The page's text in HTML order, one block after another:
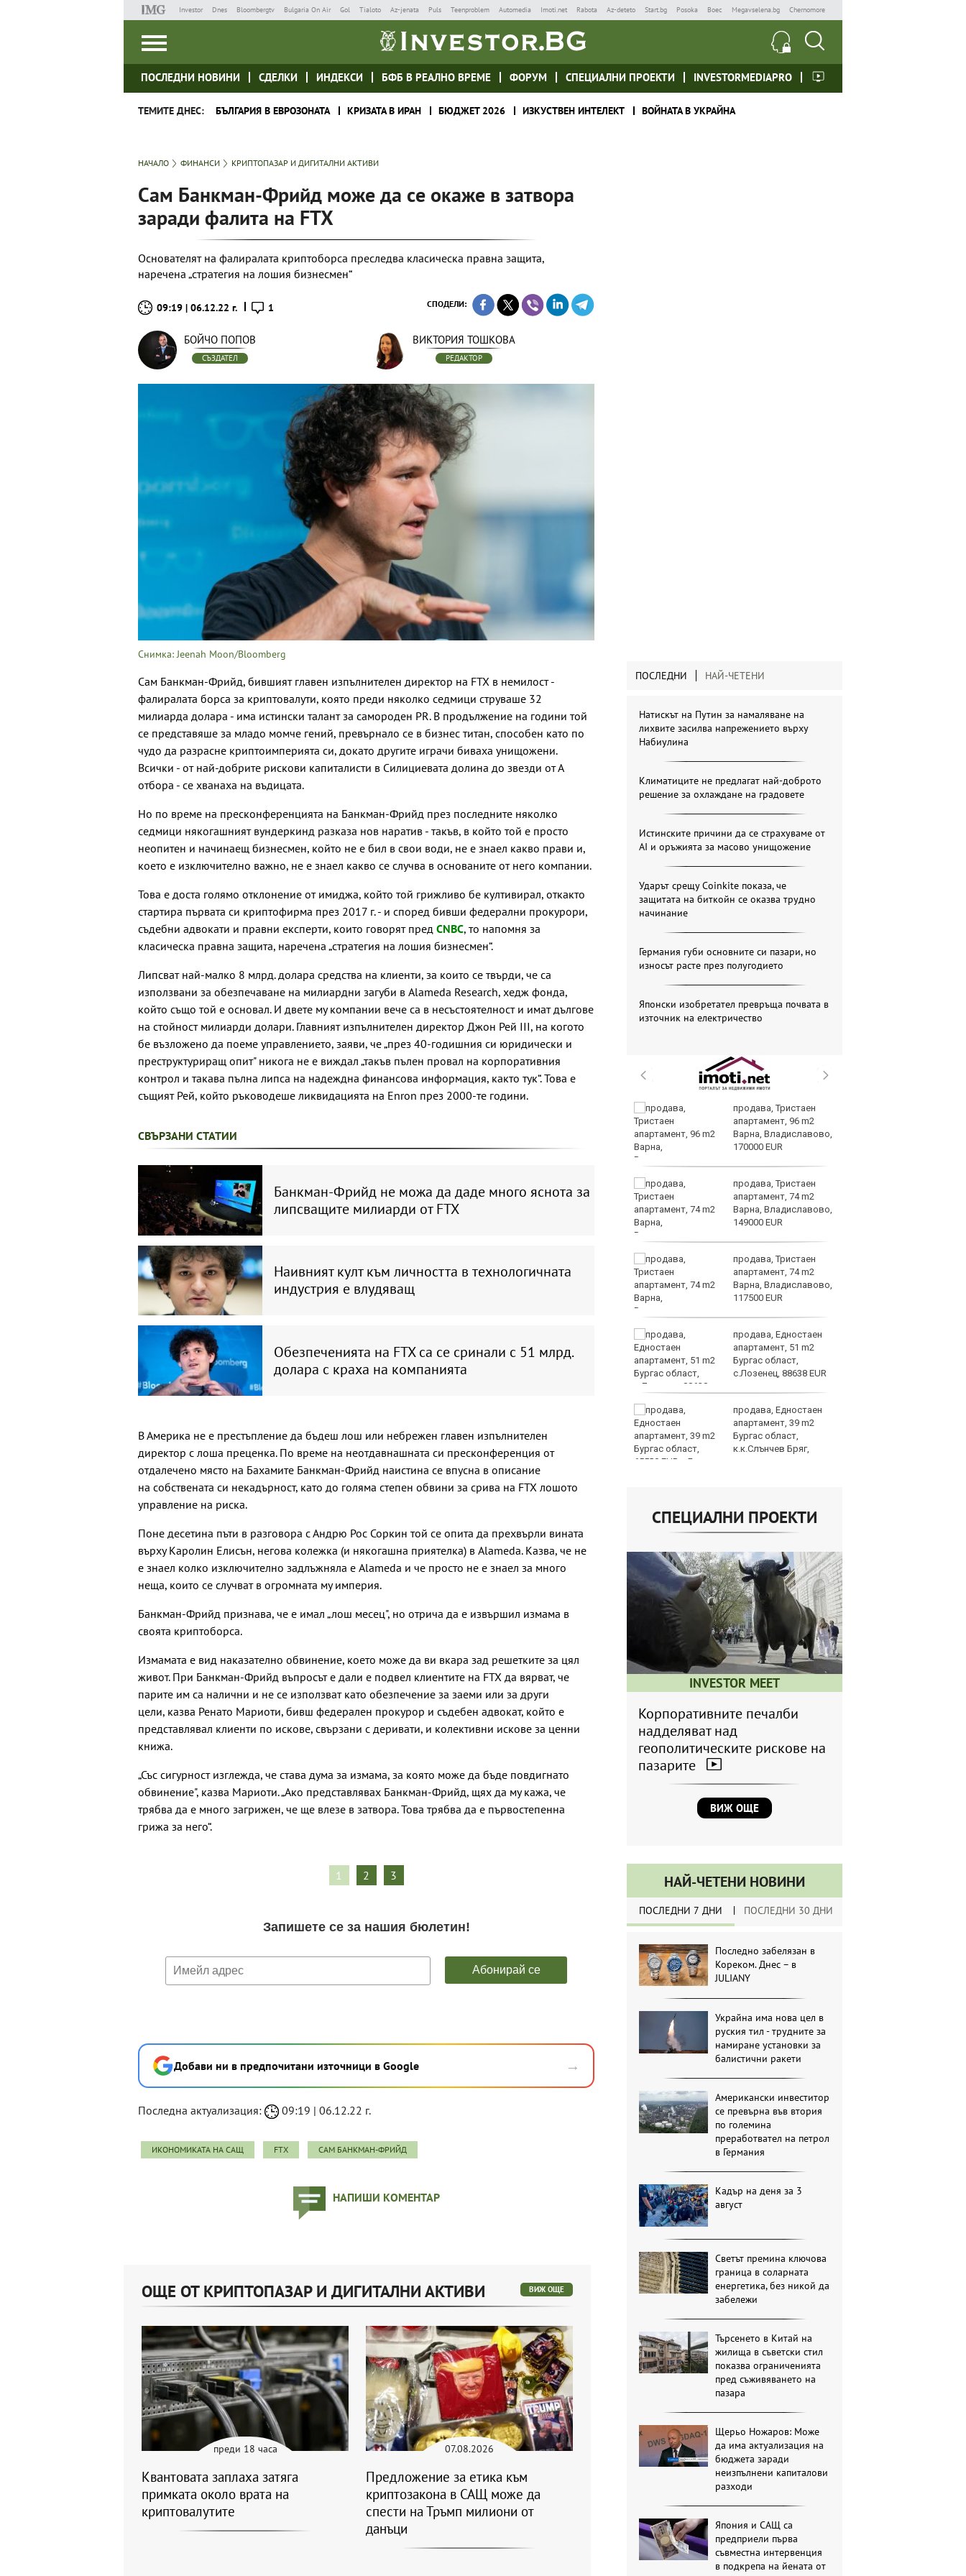
Investor Dnes Bloombergtv Bulgaria On Air Gol Tialoto Az-jenata Puls Teenproblem Automedia Imoti.net Rabota Az-deteto Start.bg Posoka Boec Megavselena.bg Chernomore
ПОСЛЕДНИ НОВИНИ СДЕЛКИ ИНДЕКСИ БФБ В РЕАЛНО ВРЕМЕ ФОРУМ СПЕЦИАЛНИ ПРОЕКТИ INVESTORMEDIAPRO
ТЕМИТЕ ДНЕС: БЪЛГАРИЯ В ЕВРОЗОНАТА КРИЗАТА В ИРАН БЮДЖЕТ 2026 ИЗКУСТВЕН ИНТЕЛЕКТ ВОЙНАТА В УКРАЙНА
НАЧАЛО ФИНАНСИ КРИПТОПАЗАР И ДИГИТАЛНИ АКТИВИ
Сам Банкман-Фрийд може да се окаже в затвора
заради фалита на FTX
Основателят на фалиралата криптоборса преследва класическа правна защита,
наречена „стратегия на лошия бизнесмен“
09:19 | 06.12.22 г. 1 СПОДЕЛИ:
БОЙЧО ПОПОВ
СЪЗДАТЕЛ
ВИКТОРИЯ ТОШКОВА
РЕДАКТОР
Снимка: Jeenah Moon/Bloomberg
Сам Банкман-Фрийд, бившият главен изпълнителен директор на FTX в немилост -
фалиралата борса за криптовалути, която преди няколко седмици струваше 32
милиарда долара - има истински талант за самороден PR. В продължение на години той
се представяше за младо момче гений, превърнало се в бизнес титан, способен като по
чудо да разрасне криптоимперията си, докато другите играчи биваха унищожени.
Всички - от най-добрите рискови капиталисти в Силициевата долина до звезди от А
отбора - се хванаха на въдицата.
Но по време на пресконференцията на Банкман-Фрийд през последните няколко
седмици някогашният вундеркинд разказа нов наратив - такъв, в който той е просто
неопитен и начинаещ бизнесмен, който не е бил в свои води, не е знаел какво прави и,
което е изключително важно, не е знаел какво се случва в основаните от него компании.
Това е доста голямо отклонение от имиджа, който той грижливо бе култивирал, откакто
стартира първата си криптофирма през 2017 г. - и според бивши федерални прокурори,
съдебни адвокати и правни експерти, които говорят пред CNBC, то напомня за
класическа правна защита, наречена „стратегия на лошия бизнесмен“.
Липсват най-малко 8 млрд. долара средства на клиенти, за които се твърди, че са
използвани за обезпечаване на милиардни загуби в Alameda Research, хедж фонда,
който също той е основал. И двете му компании вече са в несъстоятелност и имат дългове
на стойност милиарди долари. Главният изпълнителен директор Джон Рей ІІІ, на когото
бе възложено да поеме управлението, заяви, че „през 40-годишния си юридически и
преструктуриращ опит" никога не е виждал „такъв пълен провал на корпоративния
контрол и такава пълна липса на надеждна финансова информация, както тук“. Това е
същият Рей, който ръководеше ликвидацията на Enron през 2000-те години.
СВЪРЗАНИ СТАТИИ
Банкман-Фрийд не можа да даде много яснота за
липсващите милиарди от FTX
Наивният култ към личността в технологичната
индустрия е влудяващ
Обезпеченията на FTX са се сринали с 51 млрд.
долара с краха на компанията
В Америка не е престъпление да бъдеш лош или небрежен главен изпълнителен
директор с лоша преценка. По време на неотдавнашната си пресконференция от
отдалечено място на Бахамите Банкман-Фрийд наистина се впусна в описание
на собствената си некадърност, като до голяма степен обвини за срива на FTX лошото
управление на риска.
Поне десетина пъти в разговора с Андрю Рос Соркин той се опита да прехвърли вината
върху Каролин Елисън, негова колежка (и някогашна приятелка) в Alameda. Казва, че не
е знаел колко изключително задлъжняла е Alameda и че просто не е знаел за много
неща, които се случват в огромната му империя.
Банкман-Фрийд признава, че е имал „лош месец", но отрича да е извършил измама в
своята криптоборса.
Измамата е вид наказателно обвинение, което може да ви вкара зад решетките за цял
живот. При Банкман-Фрийд въпросът е дали е подвел клиентите на FTX да вярват, че
парите им са налични и не се използват като обезпечение за заеми или за други
цели, казва Ренато Мариоти, бивш федерален прокурор и съдебен адвокат, който е
представлявал клиенти по искове, свързани с деривати, и колективни искове за ценни
книжа.
„Със сигурност изглежда, че става дума за измама, за която може да бъде повдигнато
обвинение", казва Мариоти. „Ако представлявах Банкман-Фрийд, щях да му кажа, че
трябва да е много загрижен, че ще влезе в затвора. Това трябва да е първостепенна
грижа за него“.
1 2 3
Добави ни в предпочитани източници в Google →
Последна актуализация: 09:19 | 06.12.22 г.
ИКОНОМИКАТА НА САЩ FTX САМ БАНКМАН-ФРИЙД
НАПИШИ КОМЕНТАР
ПОСЛЕДНИ НАЙ-ЧЕТЕНИ
Натискът на Путин за намаляване на
лихвите засилва напрежението върху
Набиулина
Климатиците не предлагат най-доброто
решение за охлаждане на градовете
Истинските причини да се страхуваме от
AI и оръжията за масово унищожение
Ударът срещу Coinkite показа, че
защитата на биткойн се оказва трудно
начинание
Германия губи основните си пазари, но
износът расте през полугодието
Японски изобретател превръща почвата в
източник на електричество
денонощие у нас
срещу 18-годишния
звание за випуск 2026
Унищожили сме 6
плаващи мини, 3
инцидентът се
използва за
примитивна политическа употреба
продава, Тристаен
апартамент, 96 m2
Варна, Владиславово,
170000 EUR
продава, Тристаен
апартамент, 74 m2
Варна, Владиславово,
149000 EUR
продава, Тристаен
апартамент, 74 m2
Варна, Владиславово,
117500 EUR
продава, Едностаен
апартамент, 51 m2
Бургас област,
с.Лозенец, 88638 EUR
продава, Едностаен
апартамент, 39 m2
Бургас област,
к.к.Слънчев Бряг,
65500 EUR
СПЕЦИАЛНИ ПРОЕКТИ
INVESTOR MEET
Корпоративните печалби
надделяват над
геополитическите рискове на
пазарите
ВИЖ ОЩЕ
НАЙ-ЧЕТЕНИ НОВИНИ
ПОСЛЕДНИ 7 ДНИ ПОСЛЕДНИ 30 ДНИ
Последно забелязан в
Кореком. Днес – в
JULIANY
Украйна има нова цел в
руския тил - трудните за
намиране установки за
балистични ракети
Американски инвеститор
се превърна във втория
по големина
преработвател на петрол
в Германия
Кадър на деня за 3
август
Светът премина ключова
граница в соларната
енергетика, без никой да
забележи
Търсенето в Китай на
жилища в съветски стил
показва ограниченията
пред съживяването на
пазара
Щерьо Ножаров: Може
да има актуализация на
бюджета заради
неизпълнени капиталови
разходи
Япония и САЩ са
предприели първа
съвместна интервенция
в подкрепа на йената от
ОЩЕ ОТ КРИПТОПАЗАР И ДИГИТАЛНИ АКТИВИ ВИЖ ОЩЕ
преди 18 часа
Квантовата заплаха затяга
примката около врата на
криптовалутите
07.08.2026
Предложение за етика към
криптозакона в САЩ може да
спести на Тръмп милиони от
данъци